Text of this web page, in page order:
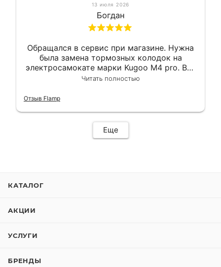
13 июля 2026
Богдан
Обращался в сервис при магазине. Нужна
была замена тормозных колодок на
электросамокате марки Kugoo M4 pro. Всё
сделали в лучшем виде и в максимально
гарантии, поэтому и обратился в этот
Читать полностью
Отзыв Flamp
Еще
КАТАЛОГ
АКЦИИ
УСЛУГИ
БРЕНДЫ